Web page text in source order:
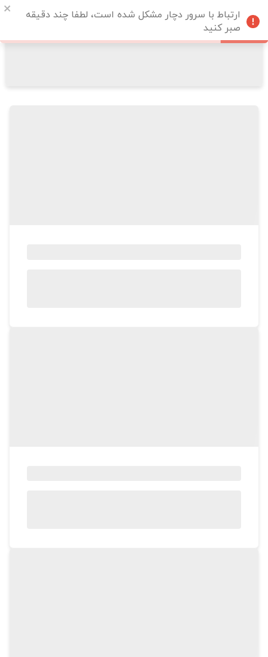
ارتباط با سرور دچار مشکل شده است، لطفا چند دقیقه
صبر کنید